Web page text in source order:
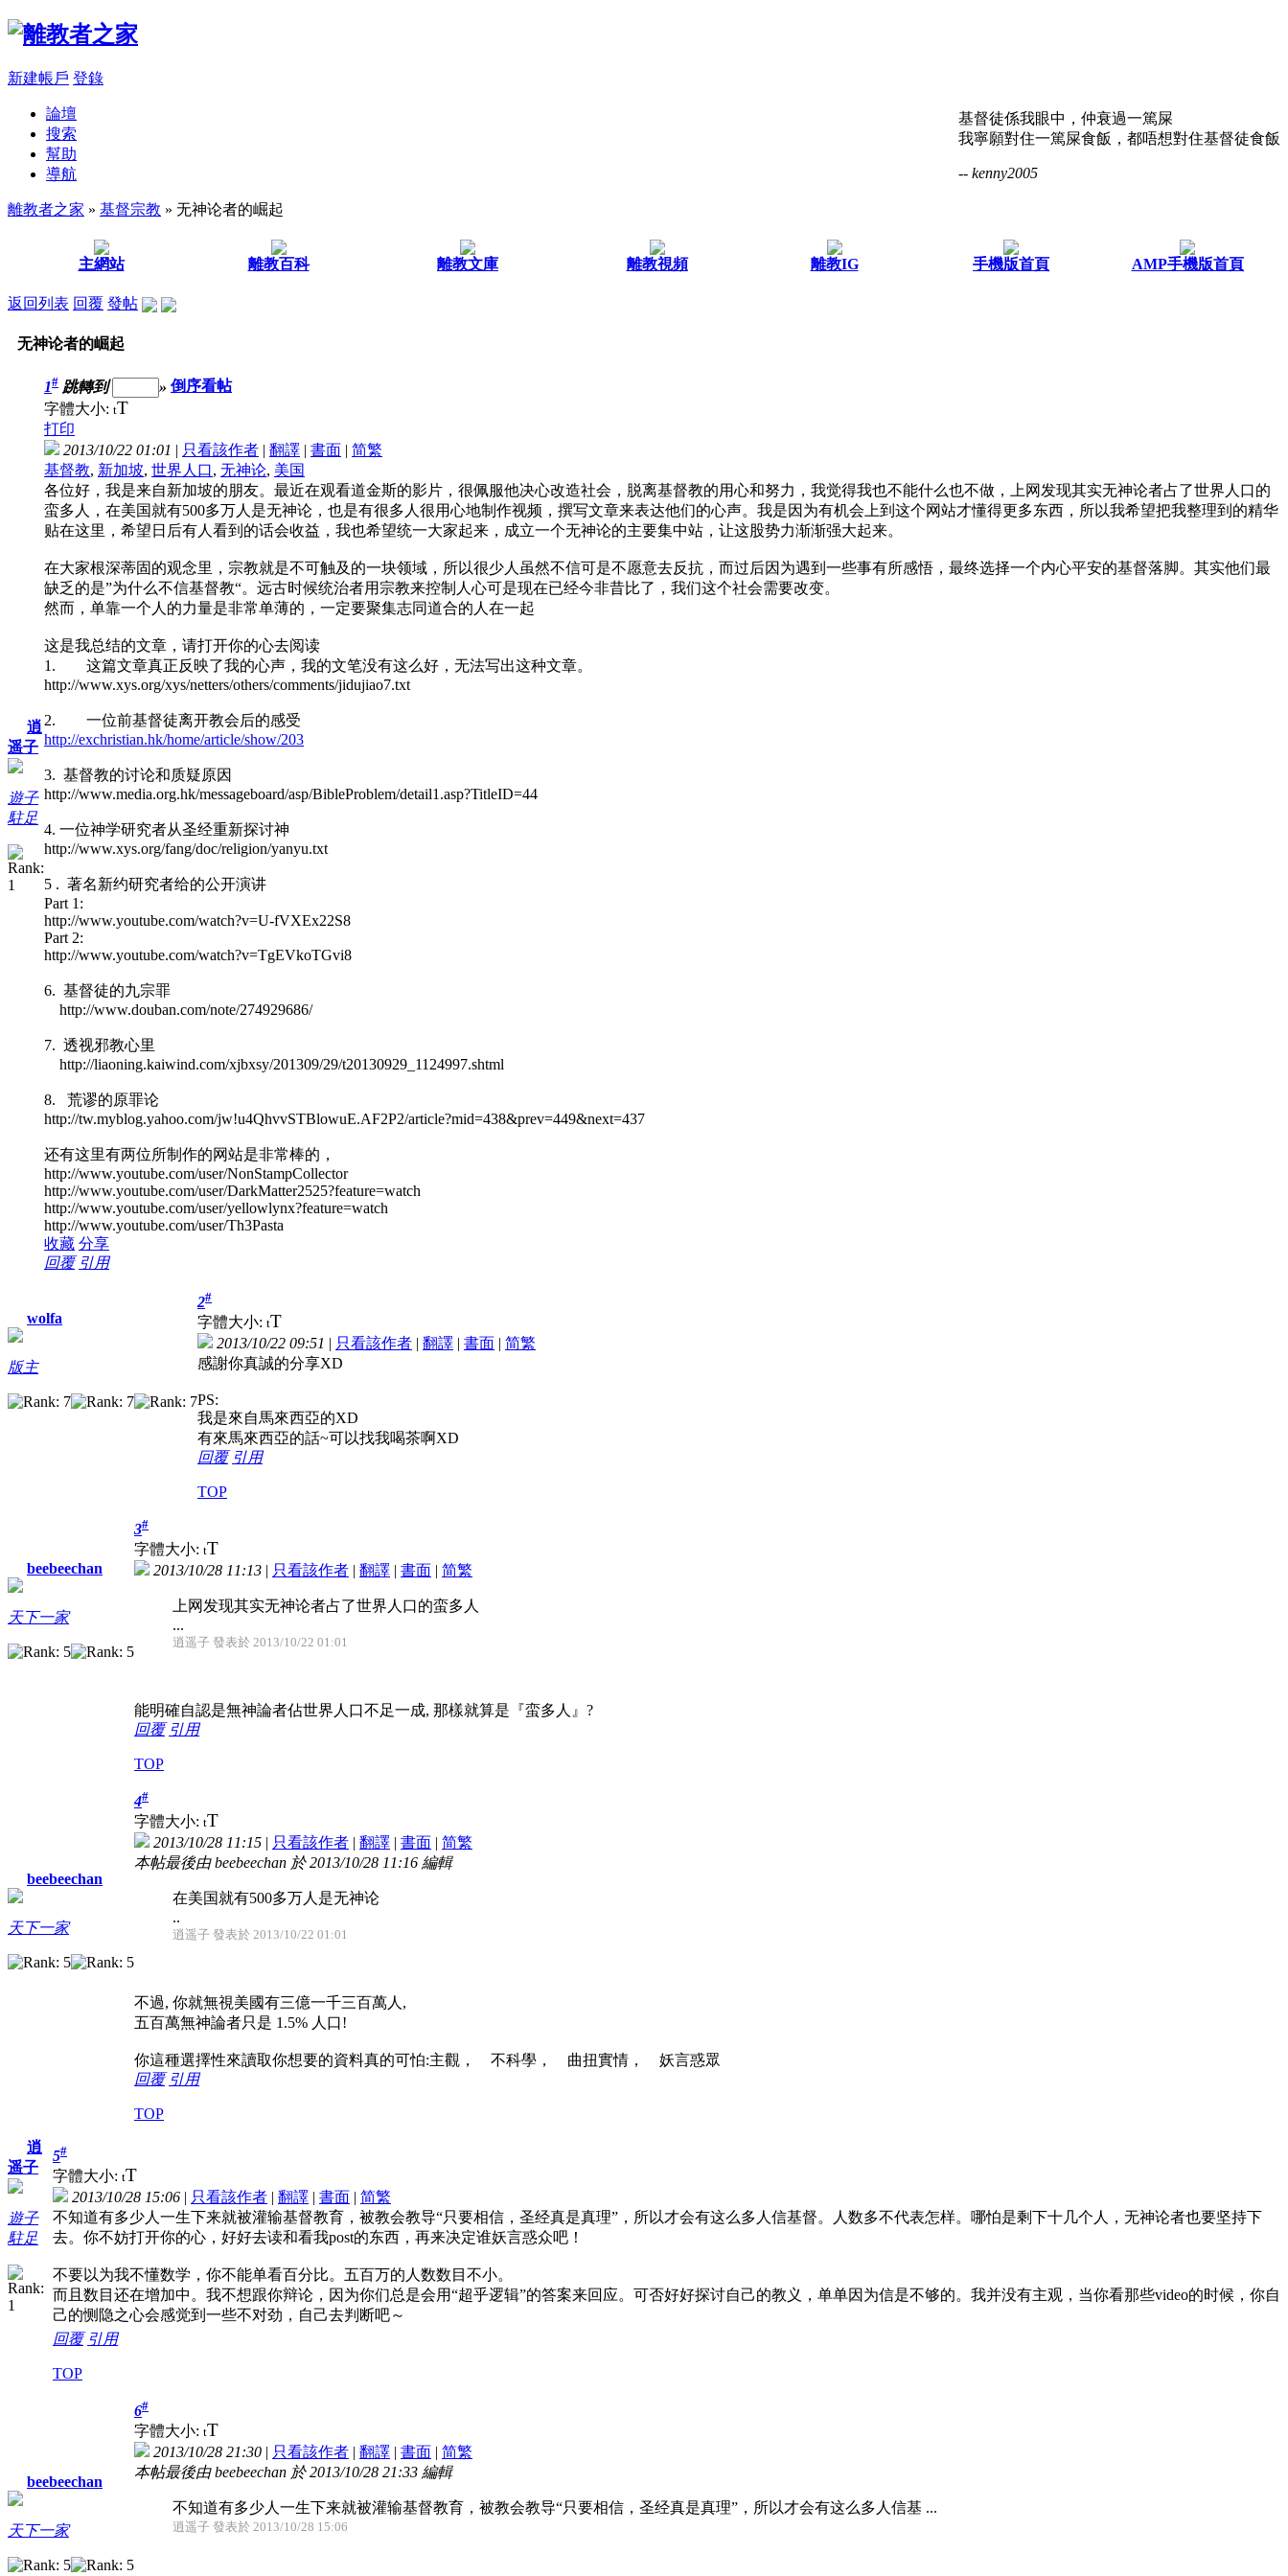
新建帳戶 登錄
基督徒係我眼中，仲衰過一篤屎
我寧願對住一篤屎食飯，都唔想對住基督徒食飯
-- kenny2005
論壇
搜索
幫助
導航
離教者之家 » 基督宗教 » 无神论者的崛起
主網站 離教百科 離教文庫 離教視頻 離教IG 手機版首頁 AMP手機版首頁
返回列表 回覆 發帖
无神论者的崛起
逍
遥子
遊子
駐足
1# 跳轉到 » 倒序看帖
字體大小: tT
打印
2013/10/22 01:01 | 只看該作者 | 翻譯 | 書面 | 简繁
基督教, 新加坡, 世界人口, 无神论, 美国
各位好，我是来自新加坡的朋友。最近在观看道金斯的影片，很佩服他决心改造社会，脱离基督教的用心和努力，我觉得我也不能什么也不做，上网发现其实无神论者占了世界人口的
蛮多人，在美国就有500多万人是无神论，也是有很多人很用心地制作视频，撰写文章来表达他们的心声。我是因为有机会上到这个网站才懂得更多东西，所以我希望把我整理到的精华
贴在这里，希望日后有人看到的话会收益，我也希望统一大家起来，成立一个无神论的主要集中站，让这股势力渐渐强大起来。
在大家根深蒂固的观念里，宗教就是不可触及的一块领域，所以很少人虽然不信可是不愿意去反抗，而过后因为遇到一些事有所感悟，最终选择一个内心平安的基督落脚。其实他们最
缺乏的是”为什么不信基督教“。远古时候统治者用宗教来控制人心可是现在已经今非昔比了，我们这个社会需要改变。
然而，单靠一个人的力量是非常单薄的，一定要聚集志同道合的人在一起
这是我总结的文章，请打开你的心去阅读
1. 这篇文章真正反映了我的心声，我的文笔没有这么好，无法写出这种文章。
http://www.xys.org/xys/netters/others/comments/jidujiao7.txt
2. 一位前基督徒离开教会后的感受
http://exchristian.hk/home/article/show/203
3. 基督教的讨论和质疑原因
http://www.media.org.hk/messageboard/asp/BibleProblem/detail1.asp?TitleID=44
4. 一位神学研究者从圣经重新探讨神
http://www.xys.org/fang/doc/religion/yanyu.txt
5 . 著名新约研究者给的公开演讲
Part 1:
http://www.youtube.com/watch?v=U-fVXEx22S8
Part 2:
http://www.youtube.com/watch?v=TgEVkoTGvi8
6. 基督徒的九宗罪
http://www.douban.com/note/274929686/
7. 透视邪教心里
http://liaoning.kaiwind.com/xjbxsy/201309/29/t20130929_1124997.shtml
8. 荒谬的原罪论
http://tw.myblog.yahoo.com/jw!u4QhvvSTBlowuE.AF2P2/article?mid=438&prev=449&next=437
还有这里有两位所制作的网站是非常棒的，
http://www.youtube.com/user/NonStampCollector
http://www.youtube.com/user/DarkMatter2525?feature=watch
http://www.youtube.com/user/yellowlynx?feature=watch
http://www.youtube.com/user/Th3Pasta
收藏 分享
回覆 引用
wolfa
版主
2#
字體大小: tT
2013/10/22 09:51 | 只看該作者 | 翻譯 | 書面 | 简繁
感謝你真誠的分享XD
PS:
我是來自馬來西亞的XD
有來馬來西亞的話~可以找我喝茶啊XD
回覆 引用
TOP
beebeechan
天下一家
3#
字體大小: tT
2013/10/28 11:13 | 只看該作者 | 翻譯 | 書面 | 简繁
上网发现其实无神论者占了世界人口的蛮多人
...
逍遥子 發表於 2013/10/22 01:01
能明確自認是無神論者佔世界人口不足一成, 那樣就算是『蛮多人』?
回覆 引用
TOP
beebeechan
天下一家
4#
字體大小: tT
2013/10/28 11:15 | 只看該作者 | 翻譯 | 書面 | 简繁
本帖最後由 beebeechan 於 2013/10/28 11:16 編輯
在美国就有500多万人是无神论
..
逍遥子 發表於 2013/10/22 01:01
不過, 你就無視美國有三億一千三百萬人,
五百萬無神論者只是 1.5% 人口!
你這種選擇性來讀取你想要的資料真的可怕:主觀， 不科學， 曲扭實情， 妖言惑眾
回覆 引用
TOP
逍
遥子
遊子
駐足
5#
字體大小: tT
2013/10/28 15:06 | 只看該作者 | 翻譯 | 書面 | 简繁
不知道有多少人一生下来就被灌输基督教育，被教会教导“只要相信，圣经真是真理”，所以才会有这么多人信基督。人数多不代表怎样。哪怕是剩下十几个人，无神论者也要坚持下
去。你不妨打开你的心，好好去读和看我post的东西，再来决定谁妖言惑众吧！
不要以为我不懂数学，你不能单看百分比。五百万的人数数目不小。
而且数目还在增加中。我不想跟你辩论，因为你们总是会用“超乎逻辑”的答案来回应。可否好好探讨自己的教义，单单因为信是不够的。我并没有主观，当你看那些video的时候，你自
己的恻隐之心会感觉到一些不对劲，自己去判断吧～
回覆 引用
TOP
beebeechan
天下一家
6#
字體大小: tT
2013/10/28 21:30 | 只看該作者 | 翻譯 | 書面 | 简繁
本帖最後由 beebeechan 於 2013/10/28 21:33 編輯
不知道有多少人一生下来就被灌输基督教育，被教会教导“只要相信，圣经真是真理”，所以才会有这么多人信基 ...
逍遥子 發表於 2013/10/28 15:06